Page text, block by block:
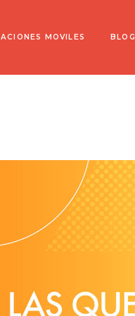
MOVILES BLOG